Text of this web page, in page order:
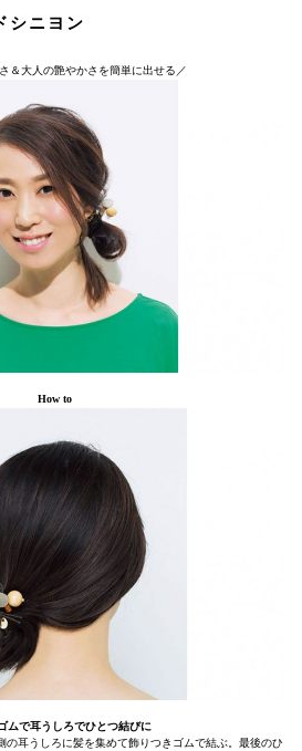
シニヨン
＆大人の艶やかさを簡単に出せる／
How to
ムで耳うしろでひとつ結びに
の耳うしろに髪を集めて飾りつきゴムで結ぶ。最後のひ